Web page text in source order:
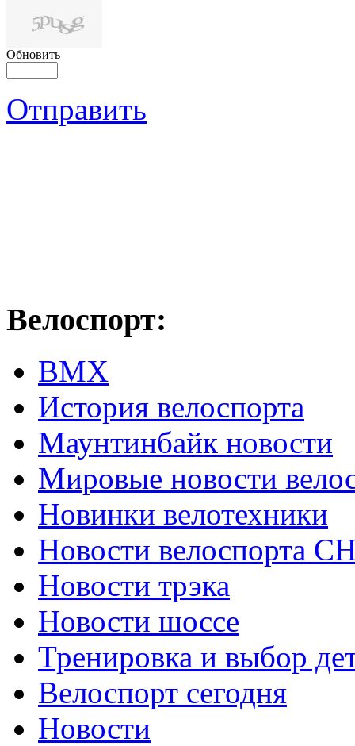
Обновить
Отправить
Велоспорт:
ВМХ
История велоспорта
Маунтинбайк новости
Мировые новости
Новинки велотехники
Новости велоспорта
Новости трэка
Новости шоссе
Тренировка и выбор
Велоспорт сегодня
Новости